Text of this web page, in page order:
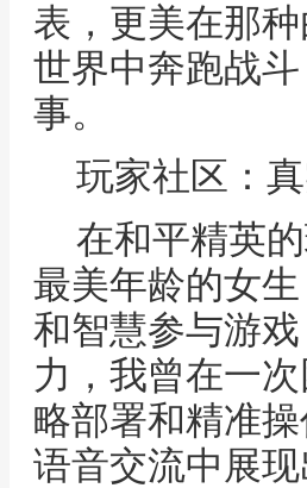
表，更美在那
世界中奔跑战
事。
玩家社区：
在和平精英
最美年龄的女
和智慧参与游
力，我曾在一
略部署和精准
语音交流中展